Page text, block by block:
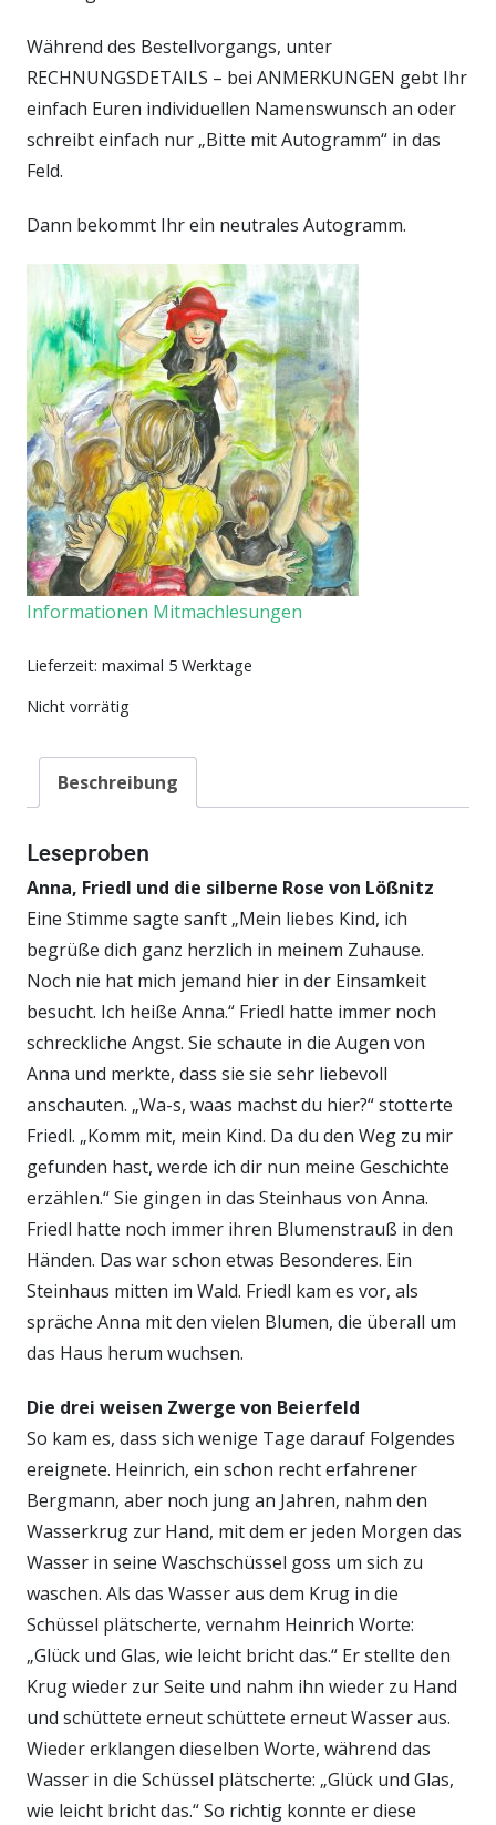
Während des Bestellvorgangs, unter
RECHNUNGSDETAILS – bei ANMERKUNGEN gebt Ihr
einfach Euren individuellen Namenswunsch an oder
schreibt einfach nur „Bitte mit Autogramm“ in das
Feld.
Dann bekommt Ihr ein neutrales Autogramm.
Informationen Mitmachlesungen
Lieferzeit: maximal 5 Werktage
Nicht vorrätig
Beschreibung
Leseproben
Anna, Friedl und die silberne Rose von Lößnitz
Eine Stimme sagte sanft „Mein liebes Kind, ich
begrüße dich ganz herzlich in meinem Zuhause.
Noch nie hat mich jemand hier in der Einsamkeit
besucht. Ich heiße Anna.“ Friedl hatte immer noch
schreckliche Angst. Sie schaute in die Augen von
Anna und merkte, dass sie sie sehr liebevoll
anschauten. „Wa-s, waas machst du hier?“ stotterte
Friedl. „Komm mit, mein Kind. Da du den Weg zu mir
gefunden hast, werde ich dir nun meine Geschichte
erzählen.“ Sie gingen in das Steinhaus von Anna.
Friedl hatte noch immer ihren Blumenstrauß in den
Händen. Das war schon etwas Besonderes. Ein
Steinhaus mitten im Wald. Friedl kam es vor, als
spräche Anna mit den vielen Blumen, die überall um
das Haus herum wuchsen.
Die drei weisen Zwerge von Beierfeld
So kam es, dass sich wenige Tage darauf Folgendes
ereignete. Heinrich, ein schon recht erfahrener
Bergmann, aber noch jung an Jahren, nahm den
Wasserkrug zur Hand, mit dem er jeden Morgen das
Wasser in seine Waschschüssel goss um sich zu
waschen. Als das Wasser aus dem Krug in die
Schüssel plätscherte, vernahm Heinrich Worte:
„Glück und Glas, wie leicht bricht das.“ Er stellte den
Krug wieder zur Seite und nahm ihn wieder zu Hand
und schüttete erneut schüttete erneut Wasser aus.
Wieder erklangen dieselben Worte, während das
Wasser in die Schüssel plätscherte: „Glück und Glas,
wie leicht bricht das.“ So richtig konnte er diese